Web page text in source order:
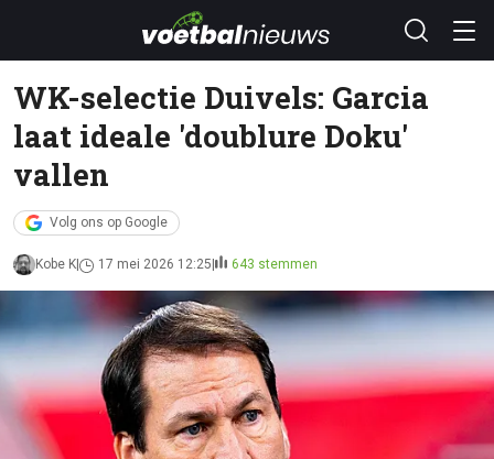
WK-selectie Duivels: Garcia
laat ideale 'doublure Doku'
vallen
Volg ons op Google
Kobe K 17 mei 2026 12:25 643 stemmen